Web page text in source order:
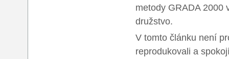
metody GRADA 2000
družstvo.
V tomto článku není
reprodukovali a